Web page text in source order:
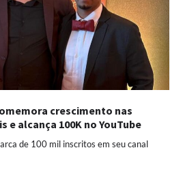
crescimento nas
alcança 100K no YouTube
de 100 mil inscritos em seu canal